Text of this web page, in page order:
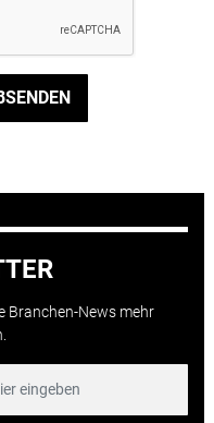
Branchen-News mehr